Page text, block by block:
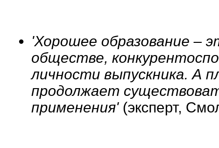
'Хорошее образование –
обществе,
личности выпускника. А
продолжает
применения' (эксперт,